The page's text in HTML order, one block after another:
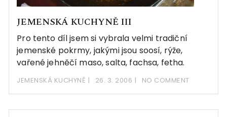
JEMENSKÁ KUCHYNĚ III
Pro tento díl jsem si vybrala velmi tradiční
jemenské pokrmy, jakými jsou soosí, rýže,
vařené jehněčí maso, salta, fachsa, fetha.
JEMENSKÁ KUCHYNĚ 26. 3. 2006 NO COMMENT